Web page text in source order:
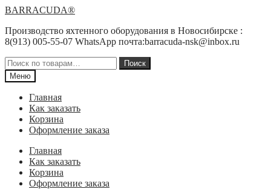
Перейти
навигации
Перейти
содержимому
BARRACUDA®
Производство яхтенного оборудования в Новосибирске :
8(913) 005-55-07 WhatsApp почта:barracuda-nsk@inbox.ru
Искать:
Поиск
Меню
Главная
Как заказать
Корзина
Оформление заказа
Главная
Как заказать
Корзина
Оформление заказа